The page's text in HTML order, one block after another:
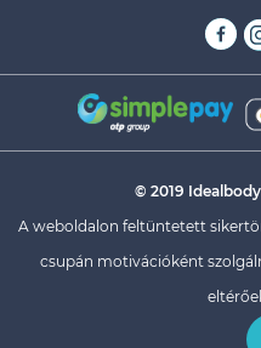
© 2019
A weboldalon feltüntetett
csupán motivációként